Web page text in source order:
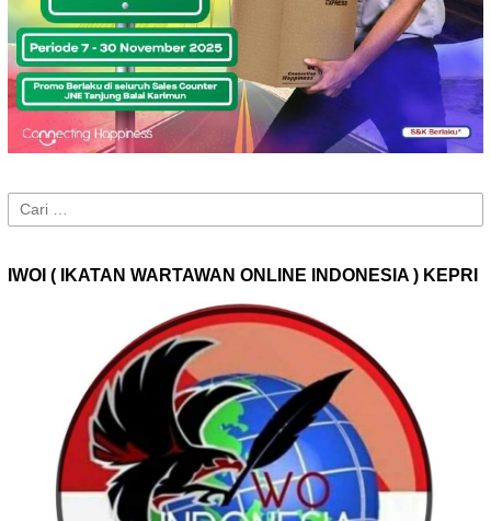
Cari
untuk:
IWOI ( IKATAN WARTAWAN ONLINE INDONESIA ) KEPRI